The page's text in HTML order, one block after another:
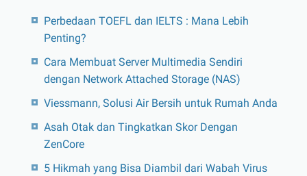
Perbedaan TOEFL dan IELTS : Mana Lebih
Penting?
Cara Membuat Server Multimedia Sendiri
dengan Network Attached Storage (NAS)
Viessmann, Solusi Air Bersih untuk Rumah Anda
Asah Otak dan Tingkatkan Skor Dengan
ZenCore
5 Hikmah yang Bisa Diambil dari Wabah Virus